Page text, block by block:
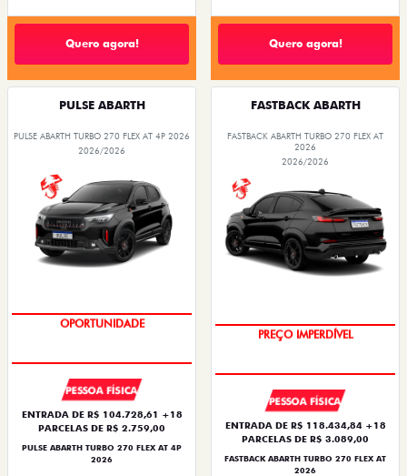
Quero agora! Quero agora!
PULSE ABARTH
PULSE ABARTH TURBO 270 FLEX AT 4P 2026
2026/2026
TAXA ZERO
PESSOA FÍSICA
ENTRADA DE R$ 104.728,61 +18
PARCELAS DE R$ 2.759,00
PULSE ABARTH TURBO 270 FLEX AT 4P
2026
FASTBACK ABARTH
FASTBACK ABARTH TURBO 270 FLEX AT
2026
2026/2026
TAXA ZERO
PESSOA FÍSICA
ENTRADA DE R$ 118.434,84 +18
PARCELAS DE R$ 3.089,00
FASTBACK ABARTH TURBO 270 FLEX AT
2026